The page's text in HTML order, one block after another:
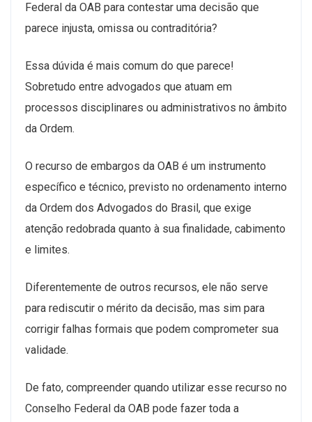
Federal da OAB para contestar uma decisão que
parece injusta, omissa ou contraditória?
Essa dúvida é mais comum do que parece!
Sobretudo entre advogados que atuam em
processos disciplinares ou administrativos no âmbito
da Ordem.
O recurso de embargos da OAB é um instrumento
específico e técnico, previsto no ordenamento interno
da Ordem dos Advogados do Brasil, que exige
atenção redobrada quanto à sua finalidade, cabimento
e limites.
Diferentemente de outros recursos, ele não serve
para rediscutir o mérito da decisão, mas sim para
corrigir falhas formais que podem comprometer sua
validade.
De fato, compreender quando utilizar esse recurso no
Conselho Federal da OAB pode fazer toda a